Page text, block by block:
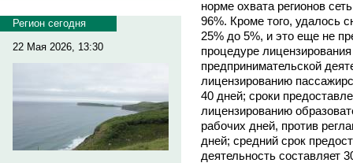
Регион сегодня
22 Мая 2026, 13:30
норме охвата регионов
96%. Кроме того, удалось
25% до 5%, и это еще не
процедуре
предпринимательской
лицензированию
40 дней; сроки
лицензированию
рабочих дней, против
дней; средний срок
деятельность составляет